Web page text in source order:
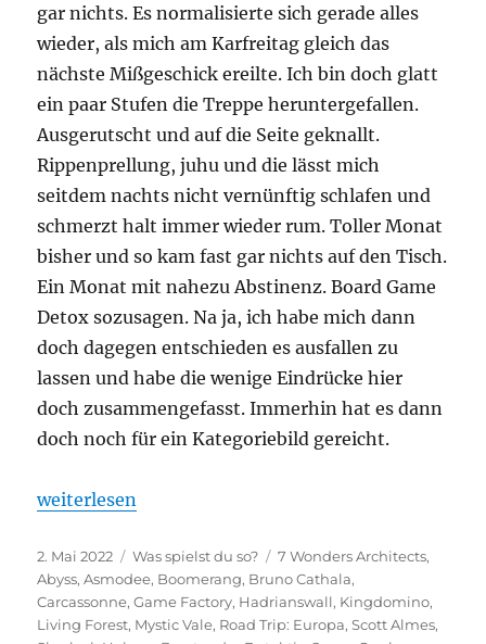
gar nichts. Es normalisierte sich gerade alles
wieder, als mich am Karfreitag gleich das
nächste Mißgeschick ereilte. Ich bin doch glatt
ein paar Stufen die Treppe heruntergefallen.
Ausgerutscht und auf die Seite geknallt.
Rippenprellung, juhu und die lässt mich
seitdem nachts nicht vernünftig schlafen und
schmerzt halt immer wieder rum. Toller Monat
bisher und so kam fast gar nichts auf den Tisch.
Ein Monat mit nahezu Abstinenz. Board Game
Detox sozusagen. Na ja, ich habe mich dann
doch dagegen entschieden es ausfallen zu
lassen und habe die wenige Eindrücke hier
doch zusammengefasst. Immerhin hat es dann
doch noch für ein Kategoriebild gereicht.
„Was spielst du so? – April 2022“
weiterlesen
Veröffentlicht
am
2. Mai 2022 Kategorien
Was spielst du so? Schlagwörter
7 Wonders Architects,
Abyss,Asmodee, Boomerang, Bruno Cathala,
Carcassonne,Game Factory, Hadrianswall, Kingdomino,
Living Forest, Mystic Vale, Road Trip: Europa,Scott Almes,